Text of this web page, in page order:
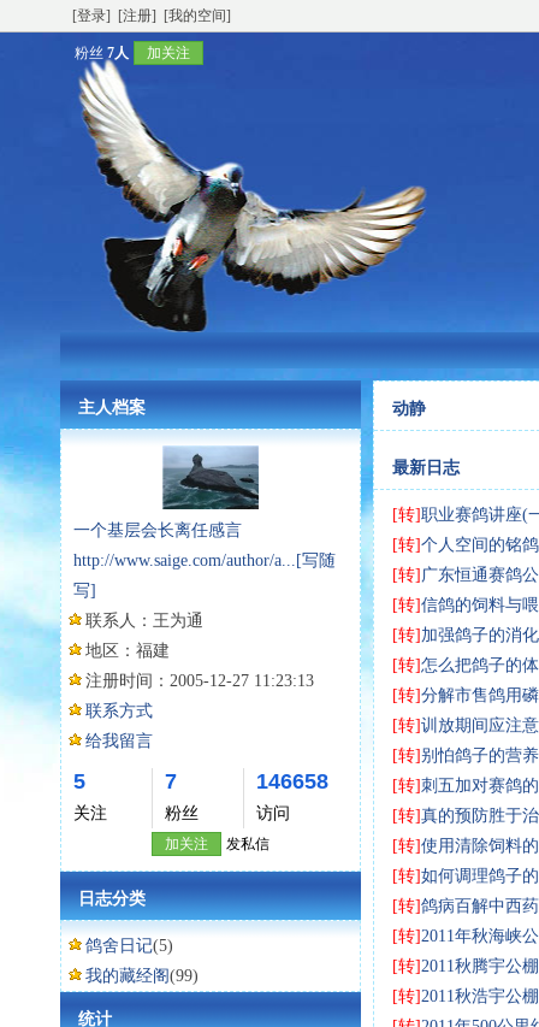
[登录] [注册] [我的空间]
粉丝 7人 加关注
主人档案
一个基层会长离任感言
http://www.saige.com/author/a... [写随
写]
联系人： 王为通
地区： 福建
注册时间： 2005-12-27 11:23:13
联系方式
给我留言
5
关注
7
粉丝
146658
访问
加关注 发私信
日志分类
鸽舍日记(5)
我的藏经阁(99)
统计
动静
最新日志
[转]职业赛鸽讲座(
[转]个人空间的铭
[转] 广东恒通赛鸽
[转]信鸽的饲料与
[转] 加强鸽子的消
[转]怎么把鸽子的
[转]分解市售鸽用
[转]训放期间应注
[转]别怕鸽子的营
[转]刺五加对赛鸽
[转]真的预防胜于
[转]使用清除饲料
[转]如何调理鸽子
[转]鸽病百解中西
[转]2011年秋海峡
[转]2011秋腾宇公
[转]2011秋浩宇公